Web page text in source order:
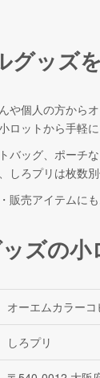
グッズ
や個人の方から
ットから手軽に
バッグ、ポーチ
ろプリは枚数
販売アイテムに
ズの
オーエムカラー
しろプリ